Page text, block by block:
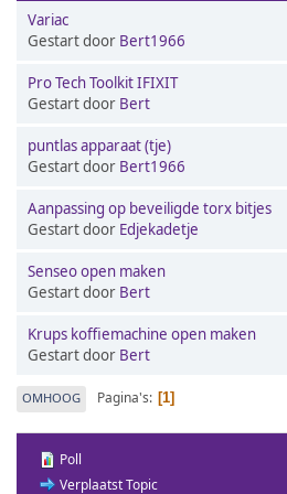
Variac
Gestart door Bert1966
Pro Tech Toolkit IFIXIT
Gestart door Bert
puntlas apparaat (tje)
Gestart door Bert1966
Aanpassing op beveiligde torx bitjes
Gestart door Edjekadetje
Senseo open maken
Gestart door Bert
Krups koffiemachine open maken
Gestart door Bert
OMHOOG Pagina's 1
Poll
Verplaatst Topic